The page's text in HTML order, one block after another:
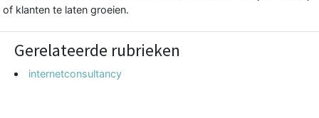
of klanten te laten groeien.
Gerelateerde rubrieken
internetconsultancy